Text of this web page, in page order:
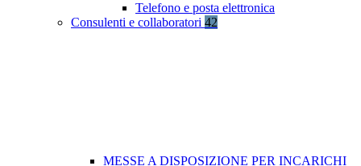
Telefono e posta elettronica
Consulenti e collaboratori 42
MESSE A DISPOSIZIONE PER INCARICHI